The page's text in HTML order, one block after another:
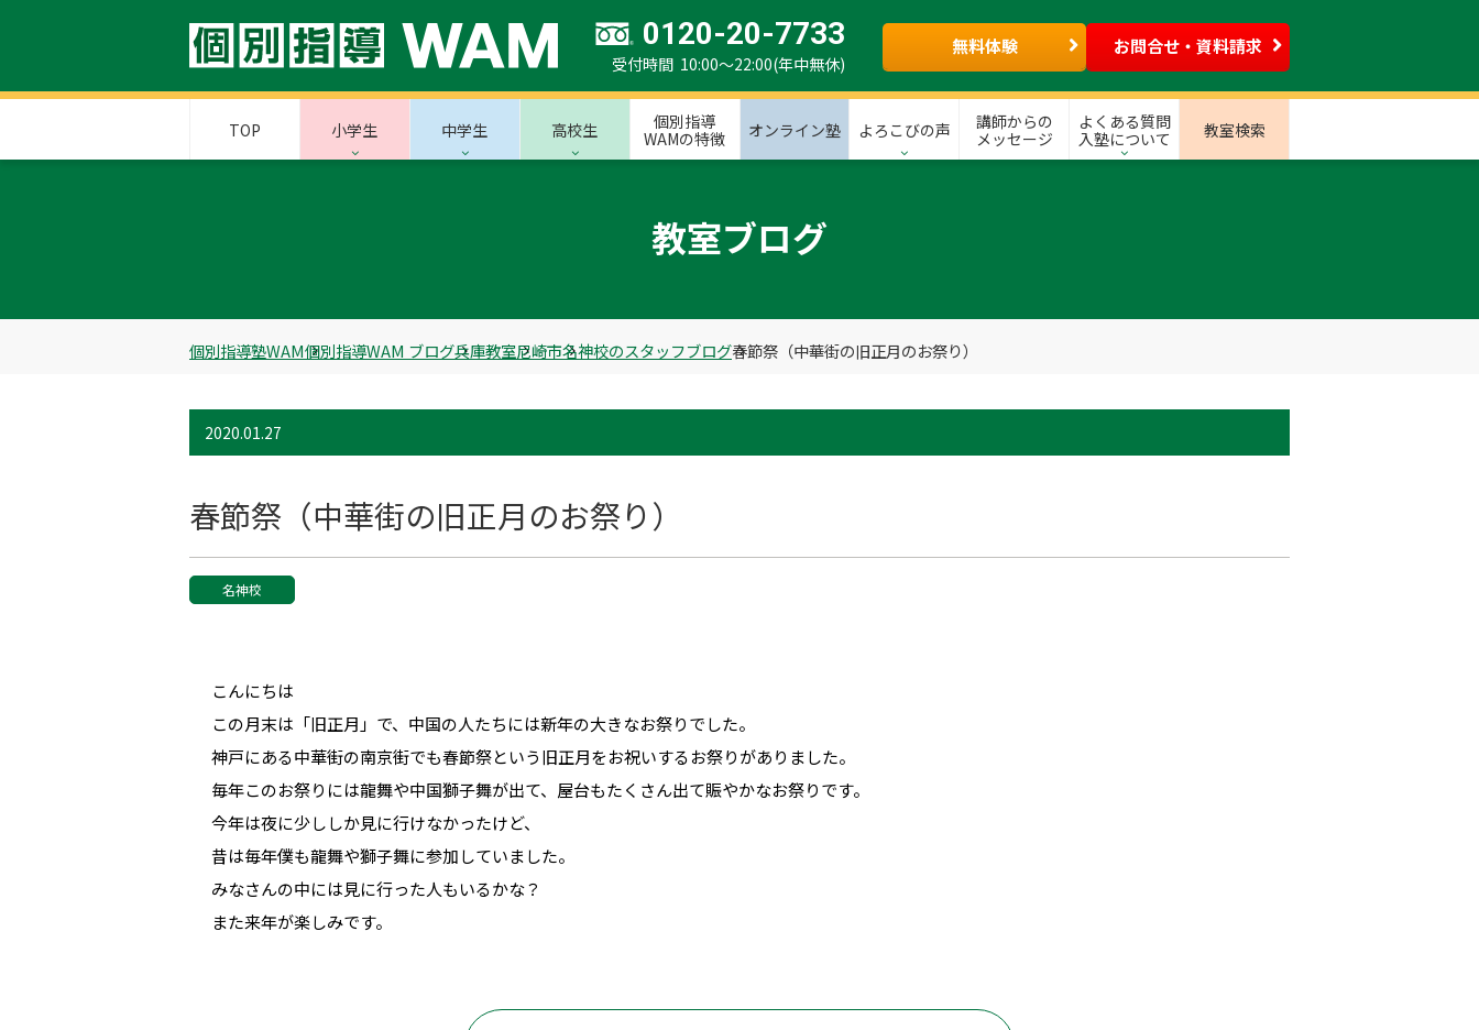
0120-20-7733
受付時間 10:00～22:00(年中無休)
無料体験 お問合せ・資料請求
TOP 小学生 中学生 高校生
個別指導
WAMの特徴
オンライン塾 よろこびの声
講師からの
メッセージ
よくある質問
入塾について
教室検索
教室ブログ
個別指導塾WAM個別指導WAM ブログ兵庫教室尼崎市名神校のスタッフブログ春節祭（中華街の旧正月のお祭り）
2020.01.27
春節祭（中華街の旧正月のお祭り）
名神校
こんにちは
この月末は「旧正月」で、中国の人たちには新年の大きなお祭りでした。
神戸にある中華街の南京街でも春節祭という旧正月をお祝いするお祭りがありました。
毎年このお祭りには龍舞や中国獅子舞が出て、屋台もたくさん出て賑やかなお祭りです。
今年は夜に少ししか見に行けなかったけど、
昔は毎年僕も龍舞や獅子舞に参加していました。
みなさんの中には見に行った人もいるかな？
また来年が楽しみです。